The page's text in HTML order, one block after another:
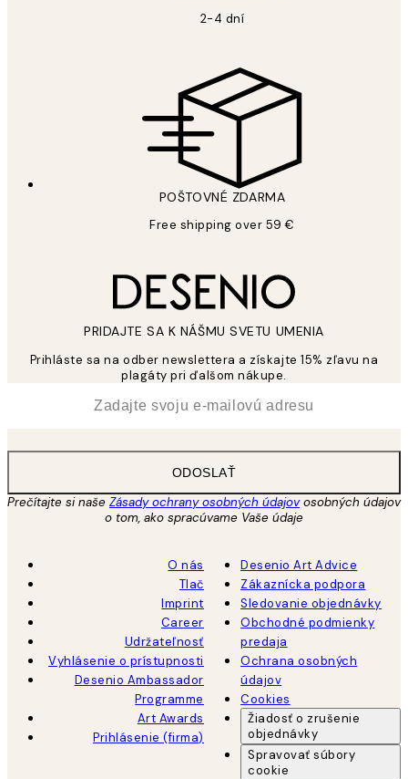
2-4 dní
POŠTOVNÉ ZDARMA
Free shipping over 59 €
PRIDAJTE SA K NÁŠMU SVETU UMENIA
Prihláste sa na odber newslettera a získajte 15% zľavu na
plagáty pri ďalšom nákupe.
ODOSLAŤ
Prečítajte si naše Zásady ochrany osobných údajovosobných údajov
o tom, ako spracúvame Vaše údaje
O nás
Tlač
Imprint
Career
Udržateľnosť
Vyhlásenie o prístupnosti
Desenio Ambassador
Programme
Art Awards
Prihlásenie (firma)
Desenio Art Advice
Zákaznícka podpora
Sledovanie objednávky
Obchodné podmienky
predaja
Ochrana osobných
údajov
Cookies
Žiadosť o zrušenie
objednávky
Spravovať súbory
cookie